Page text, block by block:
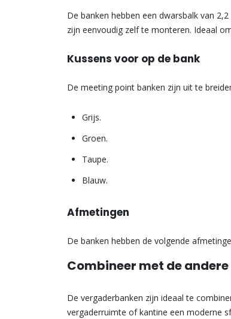
De banken hebben een dwarsbalk van
zijn eenvoudig zelf te monteren. Ideaal
Kussens voor op de bank
De meeting point banken zijn uit te
Grijs.
Groen.
Taupe.
Blauw.
Afmetingen
De banken hebben de volgende
Combineer met de
De vergaderbanken zijn ideaal te
vergaderruimte of kantine een moderne